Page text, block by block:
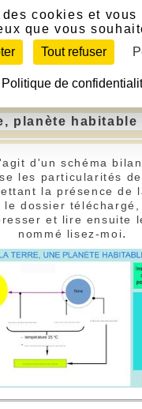
fonctionne pas,
pour l'en
planète habitable
d'un schéma
les particularités
la présence de
le dossier
et lire ensuite
nommé lisez-moi.
des cookies
cookies et vous
que vous
Tout refuser
Politique de